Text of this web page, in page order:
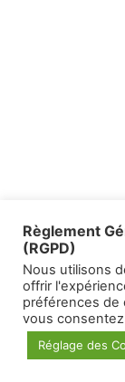
Règlement
(RGPD)
Nous utilisons
offrir
préférences de
vous
Réglage des